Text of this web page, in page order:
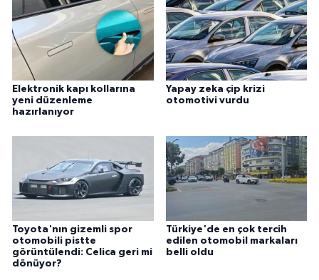
Elektronik kapı kollarına
yeni düzenleme
hazırlanıyor
Yapay zeka çip krizi
otomotivi vurdu
Toyota'nın gizemli spor
otomobili pistte
görüntülendi: Celica geri mi
dönüyor?
Türkiye'de en çok tercih
edilen otomobil markaları
belli oldu